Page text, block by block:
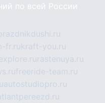
по всей России
fr.rukraft-you.ru
rastenuya.ru
freeride-team.ru
autostudiopro.ru